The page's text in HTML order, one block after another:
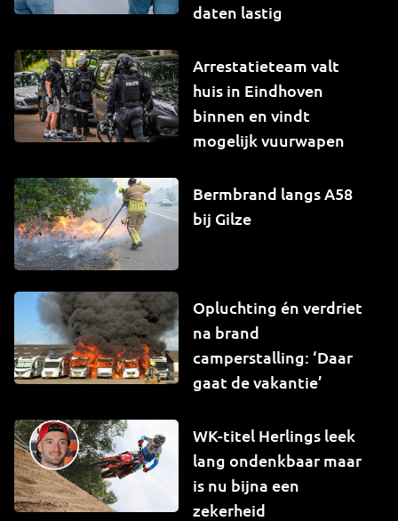
daten lastig
Arrestatieteam valt
huis in Eindhoven
binnen en vindt
mogelijk vuurwapen
Bermbrand langs A58
bij Gilze
Opluchting én verdriet
na brand
camperstalling: ‘Daar
gaat de vakantie’
WK-titel Herlings leek
lang ondenkbaar maar
is nu bijna een
zekerheid